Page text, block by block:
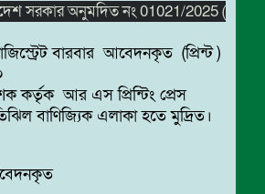
সরকার অনুমদিত নং 01021/2025 (
বারবার আবেদনকৃত (প্রিন্ট )
কর্তৃক আর এস প্রিন্টিং প্রেস
বাণিজ্যিক এলাকা হতে মুদ্রিত।